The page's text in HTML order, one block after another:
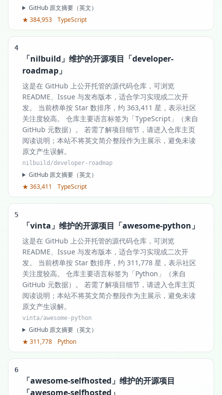
GitHub 原文摘要（英文）
★ 384,953
TypeScript
4
「nilbuild」维护的开源项目「developer-
roadmap」
这是在 GitHub 上公开托管的源代码仓库，可浏览
README、Issue 与发布版本，适合学习实现或二次开
发。 当前榜单按 Star 数排序，约 363,411 星，表示社区
关注度较高。 仓库主要语言标签为「TypeScript」（来自
GitHub 元数据）。 若需了解项目细节，请进入仓库主页
阅读说明；本站不将英文简介整段作为主展示，避免未读
原文产生误解。
nilbuild/developer-roadmap
GitHub 原文摘要（英文）
★ 363,411
TypeScript
5
「vinta」维护的开源项目「awesome-python」
这是在 GitHub 上公开托管的源代码仓库，可浏览
README、Issue 与发布版本，适合学习实现或二次开
发。 当前榜单按 Star 数排序，约 311,778 星，表示社区
关注度较高。 仓库主要语言标签为「Python」（来自
GitHub 元数据）。 若需了解项目细节，请进入仓库主页
阅读说明；本站不将英文简介整段作为主展示，避免未读
原文产生误解。
vinta/awesome-python
GitHub 原文摘要（英文）
★ 311,778
Python
6
「awesome-selfhosted」维护的开源项目
「awesome-selfhosted」